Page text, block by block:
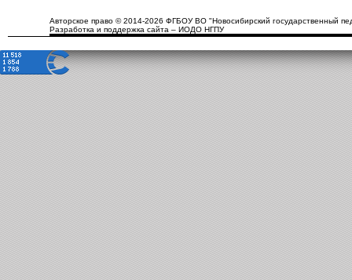
Авторское право © 2014-2026 ФГБОУ ВО "Новосибирский государственный
Разработка и поддержка сайта – ИОДО НГПУ